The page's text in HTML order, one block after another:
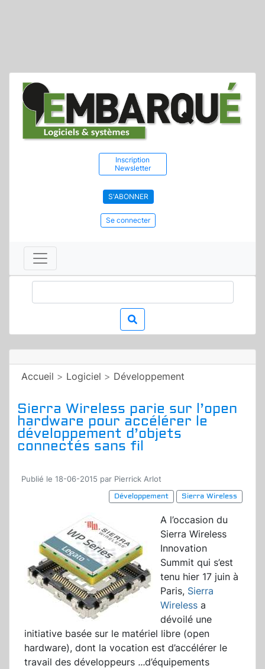
Inscription
Newsletter
S'ABONNER
Se connecter
Accueil > Logiciel > Développement
Sierra Wireless parie sur l’open
hardware pour accélérer le
développement d’objets
connectés sans fil
Publié le 18-06-2015 par Pierrick Arlot
Développement
Sierra Wireless
A l’occasion du
Sierra Wireless
Innovation
Summit qui s’est
tenu hier 17 juin à
Paris, Sierra
Wireless a
dévoilé une
initiative basée sur le matériel libre (open
hardware), dont la vocation est d’accélérer le
travail des développeurs ...d’équipements